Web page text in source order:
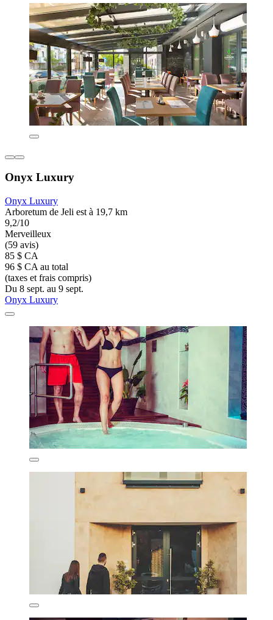
Onyx Luxury
Onyx Luxury
Arboretum de Jeli est à 19,7 km
9,2/10
Merveilleux
(59 avis)
85 $ CA
96 $ CA au total
(taxes et frais compris)
Du 8 sept. au 9 sept.
Onyx Luxury